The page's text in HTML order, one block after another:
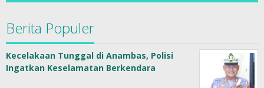
Berita Populer
Kecelakaan Tunggal di Anambas, Polisi
Ingatkan Keselamatan Berkendara